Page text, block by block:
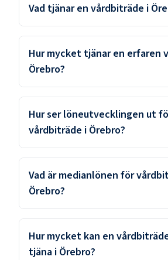
Vad tjänar en vårdbiträde i
Hur mycket tjänar en erfaren
Örebro?
Hur ser löneutvecklingen ut
vårdbiträde i Örebro?
Vad är medianlönen för
Örebro?
Hur mycket kan en
tjäna i Örebro?